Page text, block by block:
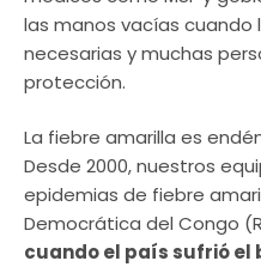
las manos vacías cuando
necesarias y muchas
protección.
La fiebre amarilla es
Desde 2000, nuestros
epidemias de fiebre
Democrática del Congo
cuando el país sufrió el